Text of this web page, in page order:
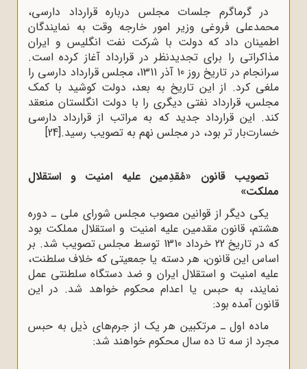
در گرماگرم جلسات مجلس درباره قرارداد دارسی،
محمدعلی فروغی وزیر امور خارجه وقت به نمایندگان
اطمینان داد که دولت با شرکت نفت انگلیس و ایران
مذاکراتی را برای تجدیدنظر در قرارداد آغاز کرده است.
سرانجام در تاریخ‌ روز 10 آذر 1311، مجلس قرارداد دارسی را
ملغی کرد. از این تاریخ به بعد، دولت کوشید با کمک
مجلس، قرارداد نفتی دیگری را با دولت انگلستان منعقد
کند. این قرارداد جدید که به مراتب از قرارداد دارسی
خسارت‌بار تر بود، در مجلس نهم به تصویب رسید.[24]
تصویب قانون «مُقدِمین علیه امنیت و استقلال
مملکت»
یکی دیگر از قوانین مصوب مجلس شورای ملی ـ دوره
هشتم، قانون مقدمین علیه امنیت و استقلال مملکت بود
که در تاریخ 22 خرداد 1310 توسط مجلس تصویب شد. بر
اساس این قانون، هر دسته یا جمعیتی که خلاف سلطنت،
علیه امنیت و استقلال ایران و ضد دستگاه سلطنتی عمل
نمایند، به حبس یا اعدام محکوم خواهد شد. در این
قانون آمده بود:
ماده اول ـ مرتکبین هر یک از جرم‌های ذیل به حبس
مجرد از سه تا ده سال محکوم خواهند شد: